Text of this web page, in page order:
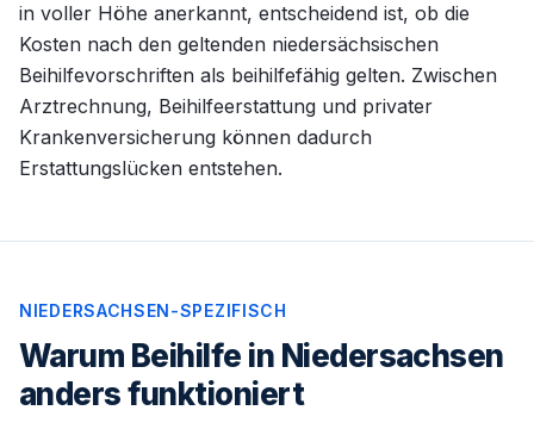
in voller Höhe anerkannt, entscheidend ist, ob die
Kosten nach den geltenden niedersächsischen
Beihilfevorschriften als beihilfefähig gelten. Zwischen
Arztrechnung, Beihilfeerstattung und privater
Krankenversicherung können dadurch
Erstattungslücken entstehen.
NIEDERSACHSEN-SPEZIFISCH
Warum Beihilfe in Niedersachsen
anders funktioniert